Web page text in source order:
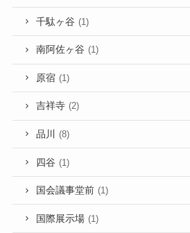
千駄ヶ谷 (1)
南阿佐ヶ谷 (1)
原宿 (1)
吉祥寺 (2)
品川 (8)
四谷 (1)
国会議事堂前 (1)
国際展示場 (1)